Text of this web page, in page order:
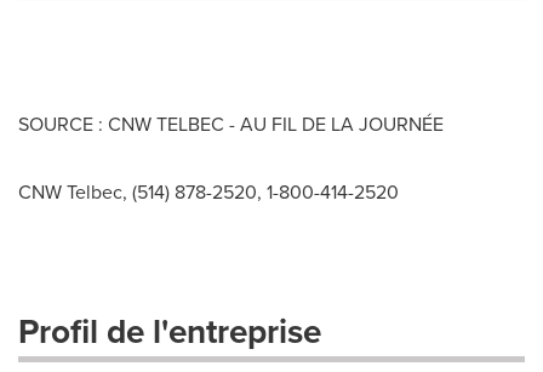
SOURCE : CNW TELBEC - AU FIL DE LA JOURNÉE
CNW Telbec, (514) 878-2520, 1-800-414-2520
Profil de l'entreprise